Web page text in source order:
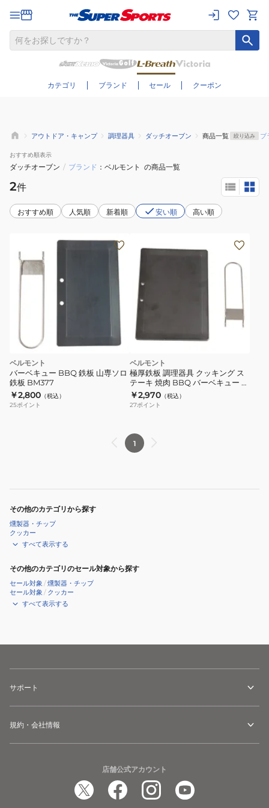
カテゴリ ブランド セール クーポン
さらに絞り込む
アウトドア・キャンプ 調理器具 ダッチオーブン 商品一覧 絞り込み ブ
おすすめ順表示
ダッチオーブン / ブランド ベルモント の商品一覧
2件
おすすめ順 人気順 新着順 安い順 高い順
ベルモント
バーベキュー BBQ 鉄板 山専ソロ
鉄板 BM377
￥2,800 （税込）
25ポイント
ベルモント
極厚鉄板 調理器具 クッキング ス
テーキ 焼肉 BBQ バーベキュー ソ
ロキャンプ プレート BM-287
￥2,970 （税込）
27ポイント
1
その他のカテゴリから探す
燻製器・チップ
クッカー
すべて表示する
その他のカテゴリのセール対象から探す
セール対象 /燻製器・チップ
セール対象 / クッカー
すべて表示する
サポート
規約・会社情報
店舗公式アカウント